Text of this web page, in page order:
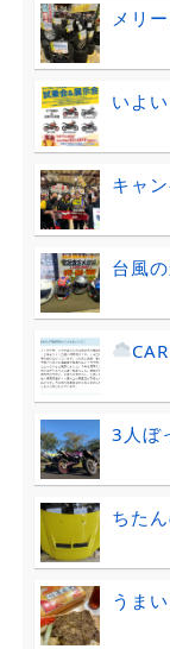
メリ
いよ
キャ
台風
3人ぼ
ちた
うま